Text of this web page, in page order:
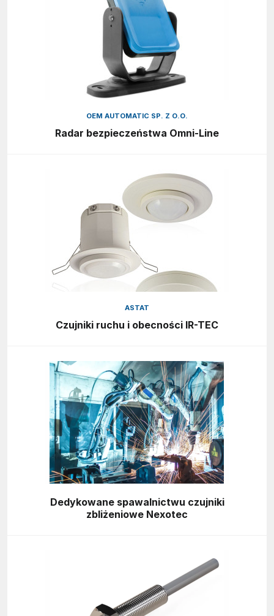
OEM AUTOMATIC SP. Z O.O.
Radar bezpieczeństwa Omni-Line
ASTAT
Czujniki ruchu i obecności IR-TEC
Dedykowane spawalnictwu czujniki
zbliżeniowe Nexotec